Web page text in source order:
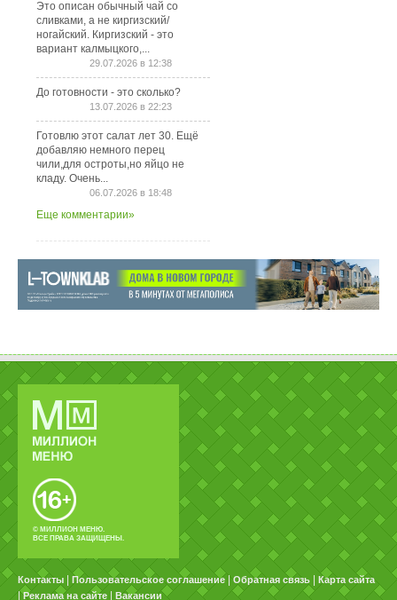
Это описан обычный чай со
сливками, а не киргизский/
ногайский. Киргизский - это
вариант калмыцкого,...
29.07.2026 в 12:38
До готовности - это сколько?
13.07.2026 в 22:23
Готовлю этот салат лет 30. Ещё
добавляю немного перец
чили,для остроты,но яйцо не
кладу. Очень...
06.07.2026 в 18:48
Еще комментарии»
© МИЛЛИОН МЕНЮ.
ВСЕ ПРАВА ЗАЩИЩЕНЫ.
Контакты Пользовательское соглашение Обратная связь Карта сайта
|Реклама на сайте Вакансии